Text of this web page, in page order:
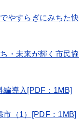
やすらぎにみちた快
未来が輝く市民協
導入[PDF：1MB]
（1）[PDF：1MB]